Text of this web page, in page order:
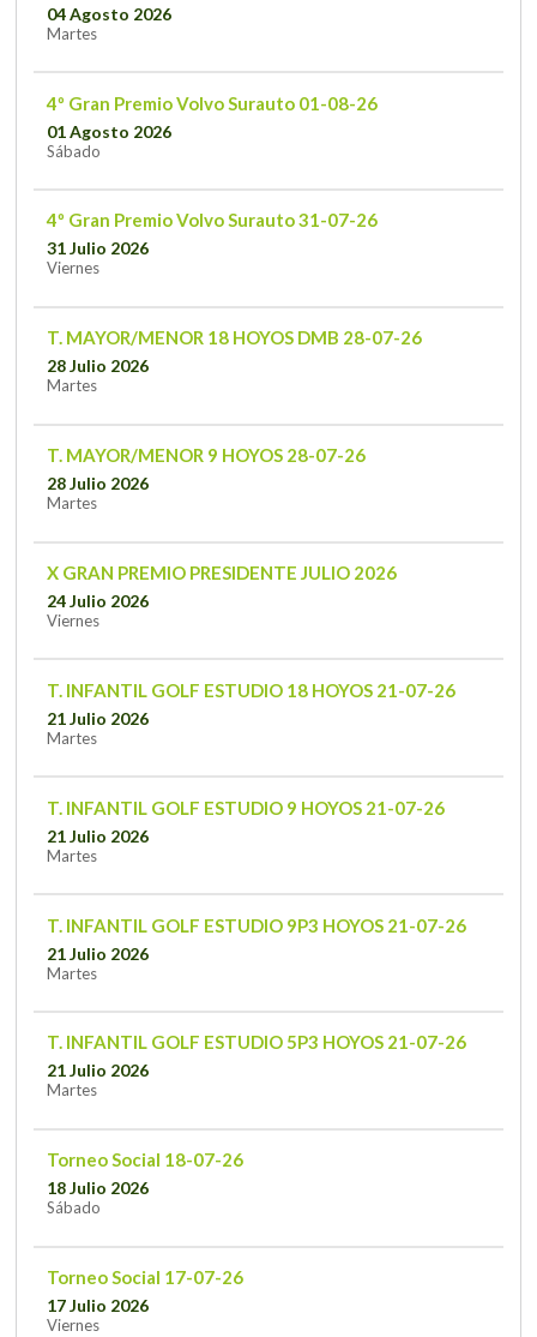
04 Agosto 2026
Martes
4º Gran Premio Volvo Surauto 01-08-26
01 Agosto 2026
Sábado
4º Gran Premio Volvo Surauto 31-07-26
31 Julio 2026
Viernes
T. MAYOR/MENOR 18 HOYOS DMB 28-07-26
28 Julio 2026
Martes
T. MAYOR/MENOR 9 HOYOS 28-07-26
28 Julio 2026
Martes
X GRAN PREMIO PRESIDENTE JULIO 2026
24 Julio 2026
Viernes
T. INFANTIL GOLF ESTUDIO 18 HOYOS 21-07-26
21 Julio 2026
Martes
T. INFANTIL GOLF ESTUDIO 9 HOYOS 21-07-26
21 Julio 2026
Martes
T. INFANTIL GOLF ESTUDIO 9P3 HOYOS 21-07-26
21 Julio 2026
Martes
T. INFANTIL GOLF ESTUDIO 5P3 HOYOS 21-07-26
21 Julio 2026
Martes
Torneo Social 18-07-26
18 Julio 2026
Sábado
Torneo Social 17-07-26
17 Julio 2026
Viernes